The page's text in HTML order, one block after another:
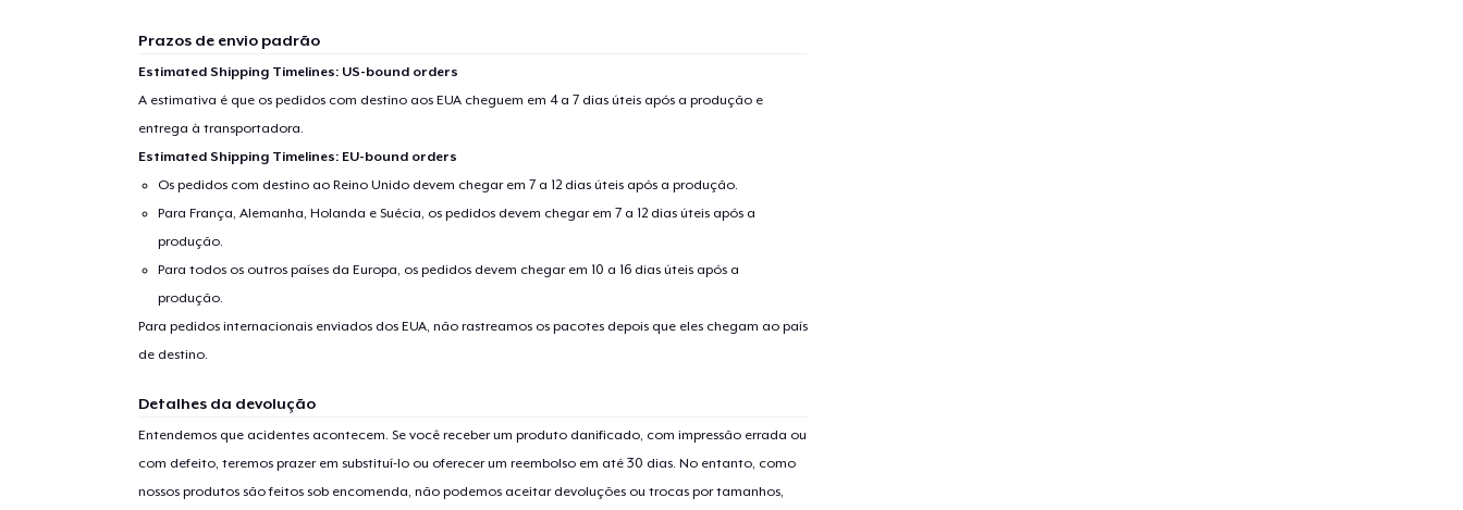
Prazos de envio padrão
Estimated Shipping Timelines: US-bound orders
A estimativa é que os pedidos com destino aos EUA cheguem em 4 a 7 dias úteis após a produção e
entrega à transportadora.
Estimated Shipping Timelines: EU-bound orders
Os pedidos com destino ao Reino Unido devem chegar em 7 a 12 dias úteis após a produção.
Para França, Alemanha, Holanda e Suécia, os pedidos devem chegar em 7 a 12 dias úteis após a
produção.
Para todos os outros países da Europa, os pedidos devem chegar em 10 a 16 dias úteis após a
produção.
Para pedidos internacionais enviados dos EUA, não rastreamos os pacotes depois que eles chegam ao país
de destino.
Detalhes da devolução
Entendemos que acidentes acontecem. Se você receber um produto danificado, com impressão errada ou
com defeito, teremos prazer em substituí-lo ou oferecer um reembolso em até 30 dias. No entanto, como
nossos produtos são feitos sob encomenda, não podemos aceitar devoluções ou trocas por tamanhos,